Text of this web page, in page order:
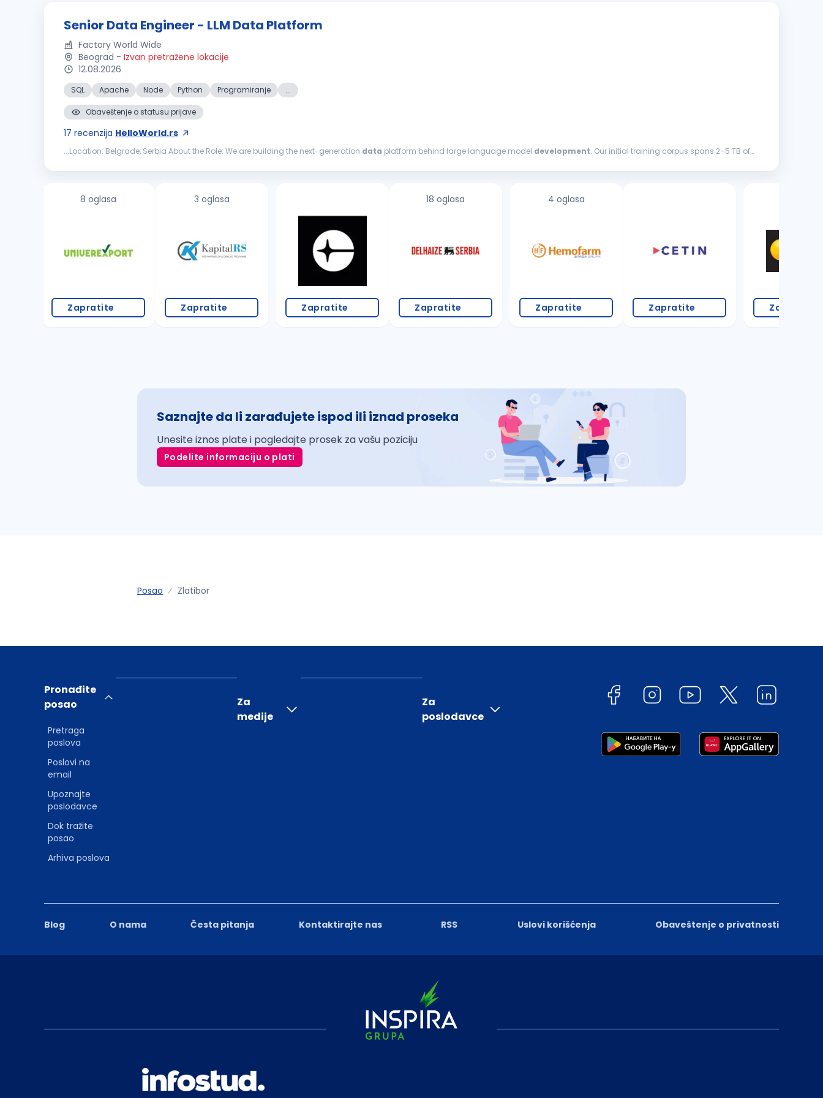
Senior Data Engineer - LLM Data Platform
Factory World Wide
Beograd - Izvan pretražene lokacije
12.08.2026
SQL Apache Node Python Programiranje ...
Obaveštenje o statusu prijave
17 recenzija HelloWorld.rs
...Location: Belgrade, Serbia About the Role: We are building the next-generation data platform behind large language model development. Our initial training corpus spans 2–5 TB of
8 oglasa
Zapratite
3 oglasa
Zapratite Zapratite
18 oglasa
Zapratite
4 oglasa
Zapratite Zapratite Zapratite
Saznajte da li zarađujete ispod ili iznad proseka
Unesite iznos plate i pogledajte prosek za vašu poziciju
Podelite informaciju o plati
Posao Zlatibor
Blog O nama Česta pitanja Kontaktirajte nas RSS Uslovi korišćenja Obaveštenje o privatnosti
Pronađite
posao
Pretraga
poslova
Poslovi na
email
Upoznajte
poslodavce
Dok tražite
posao
Arhiva poslova
Za
medije
Za
poslodavce